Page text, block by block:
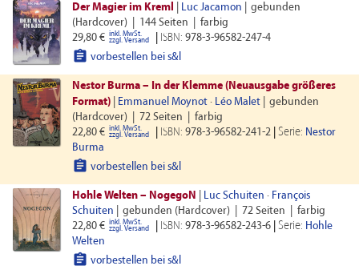
Der Magier im Kreml Luc Jacamon
gebunden
(Hardcover)
144 Seiten
farbig
29,80 € inkl. MwSt.
zzgl. Versand ISBN: 978-3-96582-247-4
 vorbestellen bei s&l
Nestor Burma – In der Klemme (Neuausgabe größeres
Format)| Emmanuel Moynot · Léo Malet
gebunden
(Hardcover)
72 Seiten
farbig
22,80 € inkl. MwSt.
zzgl. Versand ISBN: 978-3-96582-241-2 Serie: Nestor
Burma
 vorbestellen bei s&l
Hohle Welten – NogegoN Luc Schuiten · François
Schuiten
gebunden (Hardcover) 72 Seiten
farbig
22,80 € inkl. MwSt.
zzgl. Versand ISBN: 978-3-96582-243-6 Serie: Hohle
Welten
 vorbestellen bei s&l